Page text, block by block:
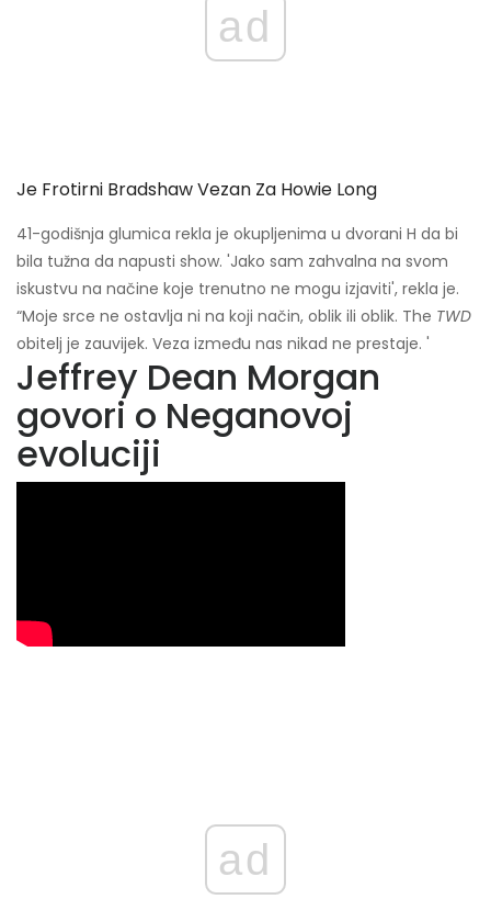
ad
Je Frotirni Bradshaw Vezan Za Howie Long
41-godišnja glumica rekla je okupljenima u dvorani H da bi
bila tužna da napusti show. 'Jako sam zahvalna na svom
iskustvu na načine koje trenutno ne mogu izjaviti', rekla je.
“Moje srce ne ostavlja ni na koji način, oblik ili oblik. The TWD
obitelj je zauvijek. Veza između nas nikad ne prestaje. '
Jeffrey Dean Morgan
govori o Neganovoj
evoluciji
ad